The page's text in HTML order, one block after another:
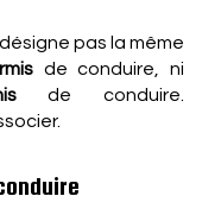
pas la même
de conduire, ni
de conduire.